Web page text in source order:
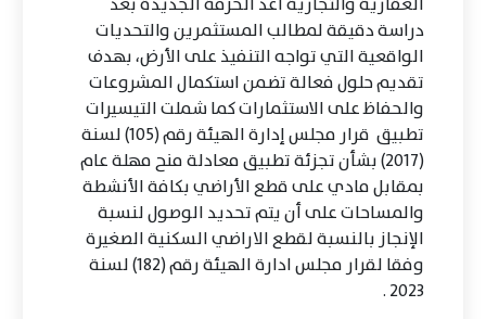
دراسة دقيقة لمطالب المستثمرين والتحديات
الواقعية التي تواجه التنفيذ على الأرض، بهدف
تقديم حلول فعالة تضمن استكمال المشروعات
والحفاظ على الاستثمارات كما شملت التيسيرات
تطبيق قرار مجلس إدارة الهيئة رقم (105) لسنة
(2017) بشأن تجزئة تطبيق معادلة منح مهلة عام
بمقابل مادي على قطع الأراضي بكافة الأنشطة
والمساحات على أن يتم تحديد الوصول لنسبة
الإنجاز بالنسبة لقطع الاراضي السكنية الصغيرة
وفقا لقرار مجلس ادارة الهيئة رقم (182) لسنة
2023 .